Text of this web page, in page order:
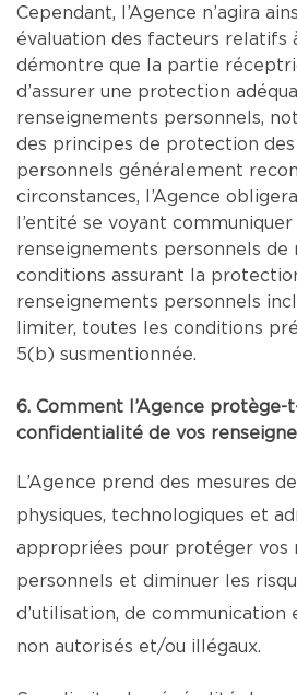
Cependant, l’Agence n’agira
évaluation des facteurs relatifs
démontre que la partie
d’assurer une protection
renseignements personnels,
des principes de protection
personnels généralement
circonstances, l’Agence
l’entité se voyant communiquer
renseignements personnels de
conditions assurant la
renseignements personnels
limiter, toutes les conditions
5(b) susmentionnée.
6. Comment l’Agence protège-
confidentialité de vos
L’Agence prend des mesures
physiques, technologiques et
appropriées pour protéger vos
personnels et diminuer les
d’utilisation, de communication
non autorisés et/ou illégaux.